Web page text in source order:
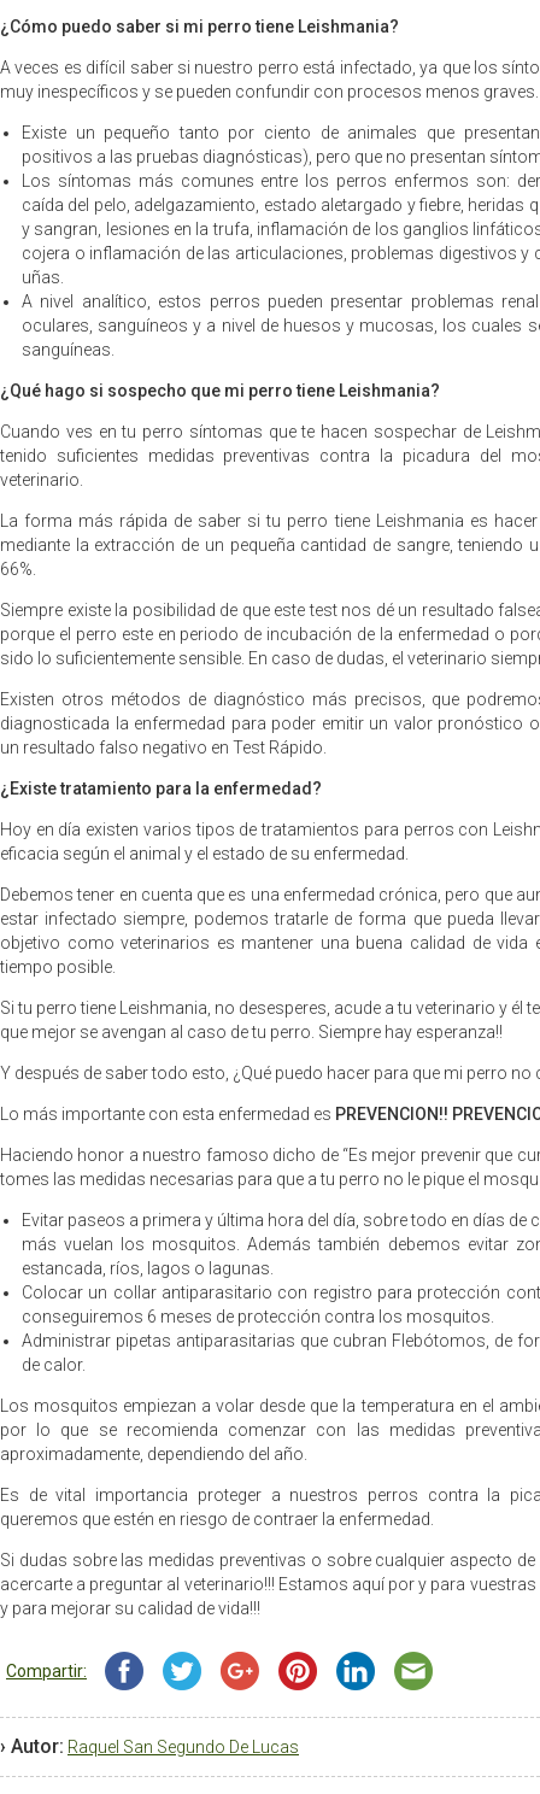
¿Cómo puedo saber si mi perro tiene Leishmania?
A veces es difícil saber si nuestro perro está infectado, ya que los
muy inespecíficos y se pueden confundir con procesos menos graves.
Existe un pequeño tanto por ciento de animales que
positivos a las pruebas diagnósticas), pero que no presentan
Los síntomas más comunes entre los perros enfermos son:
caída del pelo, adelgazamiento, estado aletargado y fiebre, heridas
y sangran, lesiones en la trufa, inflamación de los ganglios
cojera o inflamación de las articulaciones, problemas digestivos y
uñas.
A nivel analítico, estos perros pueden presentar problemas
oculares, sanguíneos y a nivel de huesos y mucosas, los cuales
sanguíneas.
¿Qué hago si sospecho que mi perro tiene Leishmania?
Cuando ves en tu perro síntomas que te hacen sospechar de
tenido suficientes medidas preventivas contra la picadura del
veterinario.
La forma más rápida de saber si tu perro tiene Leishmania es
mediante la extracción de un pequeña cantidad de sangre, teniendo
66%.
Siempre existe la posibilidad de que este test nos dé un resultado
porque el perro este en periodo de incubación de la enfermedad o
sido lo suficientemente sensible. En caso de dudas, el veterinario
Existen otros métodos de diagnóstico más precisos, que
diagnosticada la enfermedad para poder emitir un valor pronóstico
un resultado falso negativo en Test Rápido.
¿Existe tratamiento para la enfermedad?
Hoy en día existen varios tipos de tratamientos para perros con
eficacia según el animal y el estado de su enfermedad.
Debemos tener en cuenta que es una enfermedad crónica, pero que
estar infectado siempre, podemos tratarle de forma que pueda
objetivo como veterinarios es mantener una buena calidad de
tiempo posible.
Si tu perro tiene Leishmania, no desesperes, acude a tu veterinario y él
que mejor se avengan al caso de tu perro. Siempre hay esperanza!!
Y después de saber todo esto, ¿Qué puedo hacer para que mi perro
Lo más importante con esta enfermedad es PREVENCION!!
Haciendo honor a nuestro famoso dicho de “Es mejor prevenir que
tomes las medidas necesarias para que a tu perro no le pique el
Evitar paseos a primera y última hora del día, sobre todo en días de
más vuelan los mosquitos. Además también debemos evitar
estancada, ríos, lagos o lagunas.
Colocar un collar antiparasitario con registro para protección
conseguiremos 6 meses de protección contra los mosquitos.
Administrar pipetas antiparasitarias que cubran Flebótomos, de
de calor.
Los mosquitos empiezan a volar desde que la temperatura en el
por lo que se recomienda comenzar con las medidas
aproximadamente, dependiendo del año.
Es de vital importancia proteger a nuestros perros contra la
queremos que estén en riesgo de contraer la enfermedad.
Si dudas sobre las medidas preventivas o sobre cualquier aspecto
acercarte a preguntar al veterinario!!! Estamos aquí por y para
y para mejorar su calidad de vida!!!
Compartir:
› Autor: Raquel San Segundo De Lucas